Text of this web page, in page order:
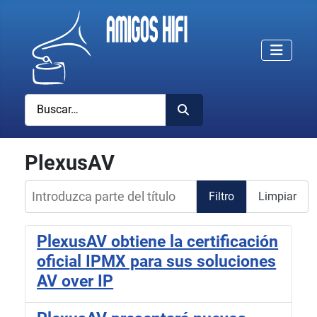
Buscar
PlexusAV
Introduzca parte del título
Filtro Limpiar
PlexusAV obtiene la certificación
oficial IPMX para sus soluciones
AV over IP